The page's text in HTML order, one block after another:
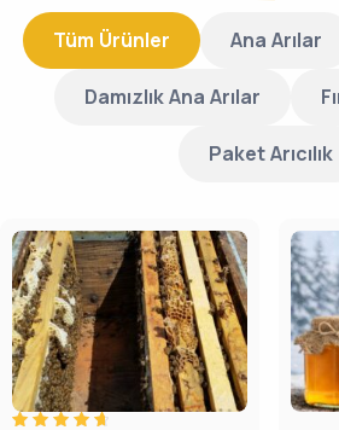
Tüm Ürünler Ana Arılar
Damızlık Ana Arılar
Paket Arıcılık